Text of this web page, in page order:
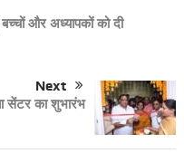
और अध्यापकों को दी
Next
सेंटर का शुभारंभ